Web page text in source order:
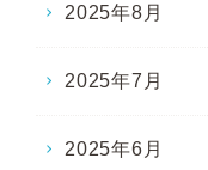
2025年8月
2025年7月
2025年6月